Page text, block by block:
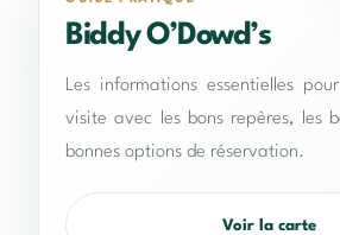
Biddy O’Dowd’s
Les informations essentielles
visite avec les bons repères, les
bonnes options de réservation.
Voir la carte